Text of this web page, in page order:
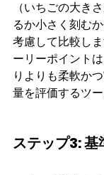
（いちごの大き
るか小さく刻む
考慮して比較し
ーリーポイント
りよりも柔軟か
量を評価するツ
ステップ3: